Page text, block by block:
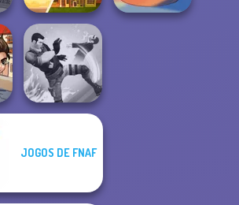
End of War
JOGOS DE FNAF